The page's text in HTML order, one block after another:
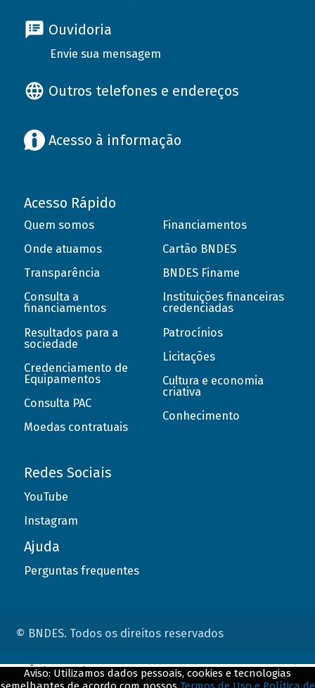
Ouvidoria
Envie sua mensagem
Outros telefones e endereços
Acesso à informação
Acesso Rápido
Quem somos
Onde atuamos
Transparência
Consulta a
financiamentos
Resultados para a
sociedade
Credenciamento de
Equipamentos
Consulta PAC
Moedas contratuais
Financiamentos
Cartão BNDES
BNDES Finame
Instituições financeiras
credenciadas
Patrocínios
Licitações
Cultura e economia
criativa
Conhecimento
Redes Sociais
YouTube
Instagram
Ajuda
Perguntas frequentes
© BNDES. Todos os direitos reservados
Aviso: Utilizamos dados pessoais, cookies e tecnologias
ConteÃºdo complementar